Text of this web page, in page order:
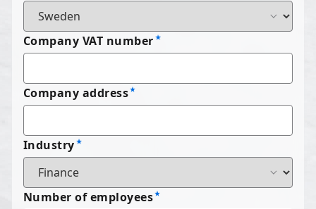
Company VAT number
Company address
Industry
Number of employees